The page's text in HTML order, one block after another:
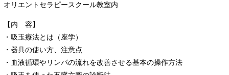
オリエントセラピースクール教室内
【内 容】
・吸玉療法とは（座学）
・器具の使い方、注意点
・血液循環やリンパの流れを改善させる基本の操作方法